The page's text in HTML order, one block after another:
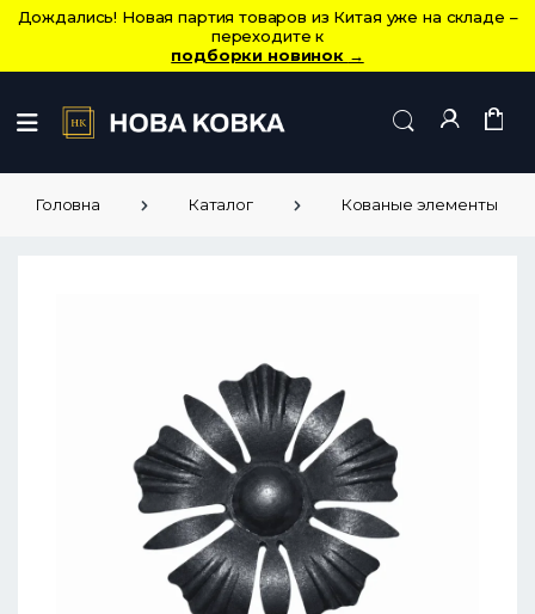
Дождались! Новая партия товаров из Китая уже на складе –
переходите к
подборки новинок →
Головна Каталог Кованые элементы